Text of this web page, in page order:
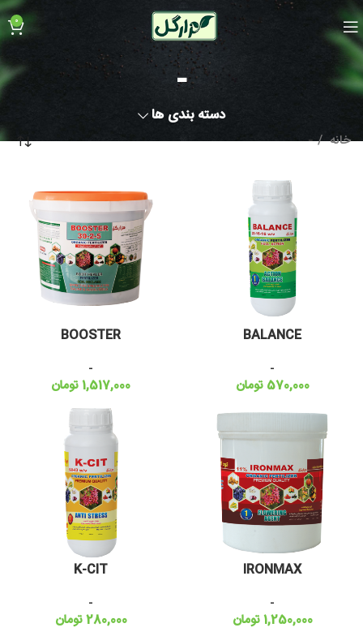
0
-
دسته بندی ها
خانه -
BALANCE
-
570,000 تومان
BOOSTER
-
1,517,000تومان
IRONMAX
-
1,250,000تومان
K-CIT
-
280,000تومان